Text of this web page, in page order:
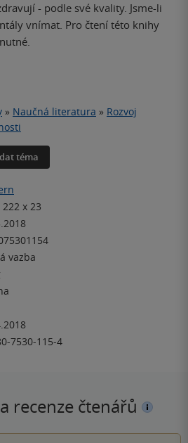
- podle své kvality. Jsme-li
vnímat. Pro čtení této knihy
» Naučná literatura » Rozvoj
téma
222 x 23
vazba
7530-115-4
recenze čtenářů